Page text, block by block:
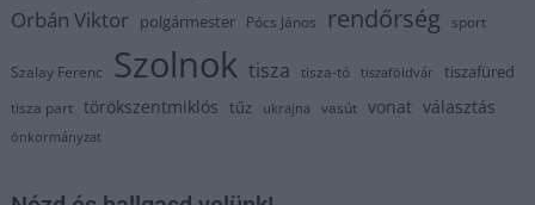
Orbán Viktor polgármester Pócs János rendőrség sport
Szalay Ferenc Szolnok tisza tisza-tó tiszaföldvár tiszafüred
tisza part törökszentmiklós tűz ukrajna vasút vonat választás
önkormányzat